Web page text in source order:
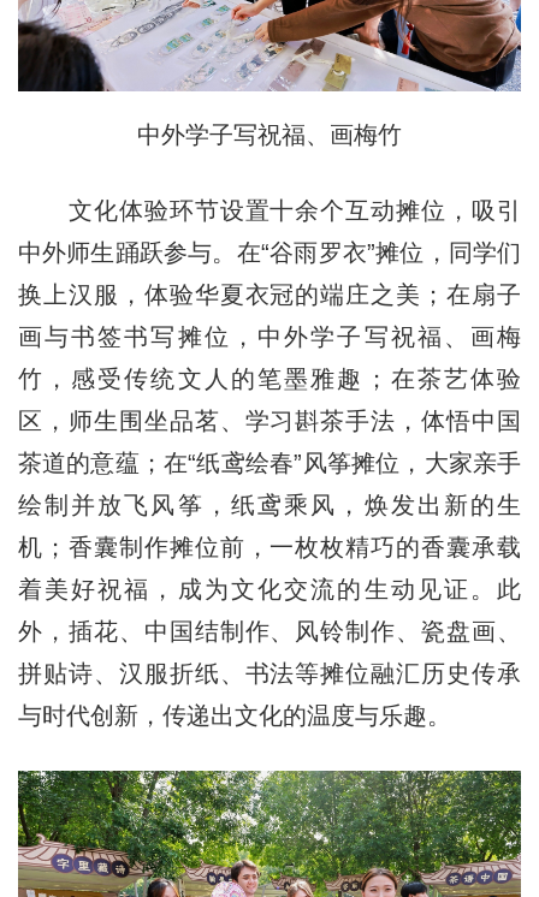
中外学子写祝福、画梅竹
文化体验环节设置十余个互动摊位，吸引
中外师生踊跃参与。在“谷雨罗衣”摊位，同学们
换上汉服，体验华夏衣冠的端庄之美；在扇子
画与书签书写摊位，中外学子写祝福、画梅
竹，感受传统文人的笔墨雅趣；在茶艺体验
区，师生围坐品茗、学习斟茶手法，体悟中国
茶道的意蕴；在“纸鸢绘春”风筝摊位，大家亲手
绘制并放飞风筝，纸鸢乘风，焕发出新的生
机；香囊制作摊位前，一枚枚精巧的香囊承载
着美好祝福，成为文化交流的生动见证。此
外，插花、中国结制作、风铃制作、瓷盘画、
拼贴诗、汉服折纸、书法等摊位融汇历史传承
与时代创新，传递出文化的温度与乐趣。